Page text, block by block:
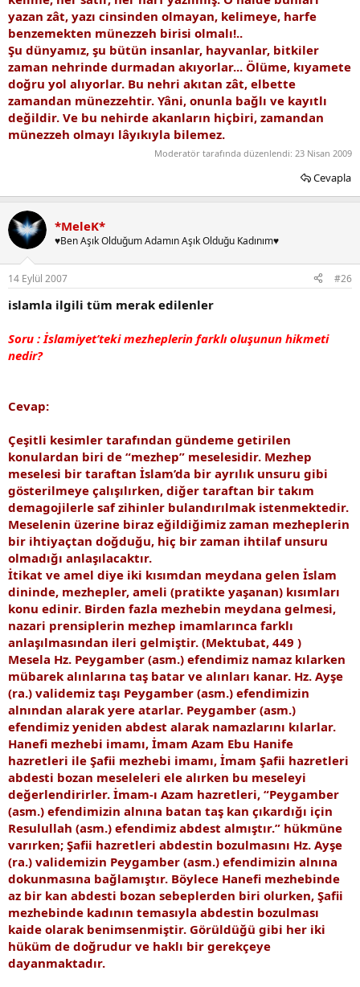
yazan zât, yazı cinsinden olmayan, kelimeye, harfe
benzemekten münezzeh birisi olmalı!..
Şu dünyamız, şu bütün insanlar, hayvanlar, bitkiler
zaman nehrinde durmadan akıyorlar... Ölüme, kıyamete
doğru yol alıyorlar. Bu nehri akıtan zât, elbette
zamandan münezzehtir. Yâni, onunla bağlı ve kayıtlı
değildir. Ve bu nehirde akanların hiçbiri, zamandan
münezzeh olmayı lâyıkıyla bilemez.
Moderatör tarafında düzenlendi: 23 Nisan 2009
Cevapla
*MeleK*
♥Ben Aşık Olduğum Adamın Aşık Olduğu Kadınım♥
14 Eylül 2007 #26
islamla ilgili tüm merak edilenler
Soru : İslamiyet’teki mezheplerin farklı oluşunun hikmeti
nedir?
Cevap:
Çeşitli kesimler tarafından gündeme getirilen
konulardan biri de “mezhep” meselesidir. Mezhep
meselesi bir taraftan İslam’da bir ayrılık unsuru gibi
gösterilmeye çalışılırken, diğer taraftan bir takım
demagojilerle saf zihinler bulandırılmak istenmektedir.
Meselenin üzerine biraz eğildiğimiz zaman mezheplerin
bir ihtiyaçtan doğduğu, hiç bir zaman ihtilaf unsuru
olmadığı anlaşılacaktır.
İtikat ve amel diye iki kısımdan meydana gelen İslam
dininde, mezhepler, ameli (pratikte yaşanan) kısımları
konu edinir. Birden fazla mezhebin meydana gelmesi,
nazari prensiplerin mezhep imamlarınca farklı
anlaşılmasından ileri gelmiştir. (Mektubat, 449 )
Mesela Hz. Peygamber (asm.) efendimiz namaz kılarken
mübarek alınlarına taş batar ve alınları kanar. Hz. Ayşe
(ra.) validemiz taşı Peygamber (asm.) efendimizin
alnından alarak yere atarlar. Peygamber (asm.)
efendimiz yeniden abdest alarak namazlarını kılarlar.
Hanefi mezhebi imamı, İmam Azam Ebu Hanife
hazretleri ile Şafii mezhebi imamı, İmam Şafii hazretleri
abdesti bozan meseleleri ele alırken bu meseleyi
değerlendirirler. İmam-ı Azam hazretleri, “Peygamber
(asm.) efendimizin alnına batan taş kan çıkardığı için
Resulullah (asm.) efendimiz abdest almıştır.” hükmüne
varırken; Şafii hazretleri abdestin bozulmasını Hz. Ayşe
(ra.) validemizin Peygamber (asm.) efendimizin alnına
dokunmasına bağlamıştır. Böylece Hanefi mezhebinde
az bir kan abdesti bozan sebeplerden biri olurken, Şafii
mezhebinde kadının temasıyla abdestin bozulması
kaide olarak benimsenmiştir. Görüldüğü gibi her iki
hüküm de doğrudur ve haklı bir gerekçeye
dayanmaktadır.